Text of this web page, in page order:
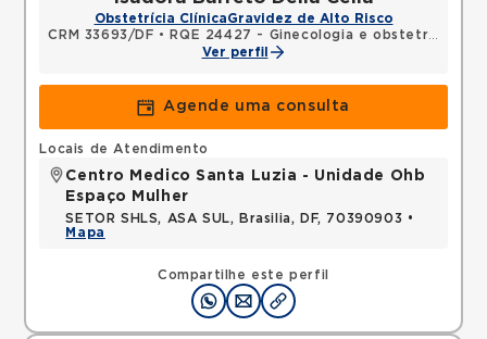
Obstetrícia ClínicaGravidez de Alto Risco
CRM 33693/DF •
RQE 24427 - Ginecologia e obstetrícia
Ver perfil
Agende uma consulta
Compartilhe este perfil
Locais de Atendimento
Centro Medico Santa Luzia - Unidade Ohb
Espaço Mulher
SETOR SHLS, ASA SUL, Brasilia, DF, 70390903 •
Mapa